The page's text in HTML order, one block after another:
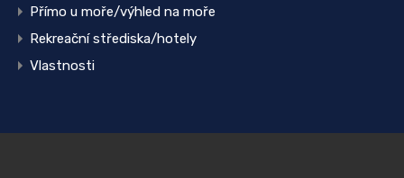
Přímo u moře/výhled na moře
Rekreační střediska/hotely
Vlastnosti